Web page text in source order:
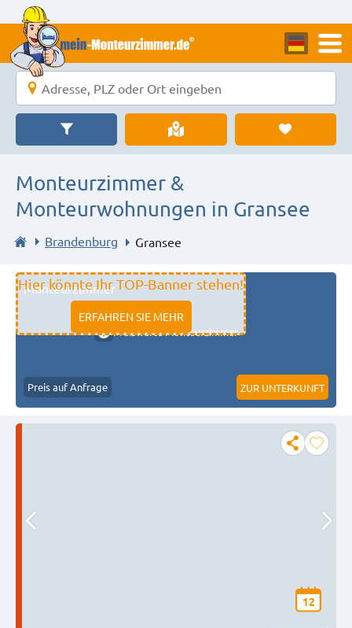
Monteurzimmer &
Monteurwohnungen in Gransee
Brandenburg Gransee
Hier könnte Ihr TOP-Banner stehen!
ERFAHREN SIE MEHR
Monteurzimmer
11333 fulda
Preiswerte Monteurzimmer
Preis auf Anfrage ZUR UNTERKUNFT
12